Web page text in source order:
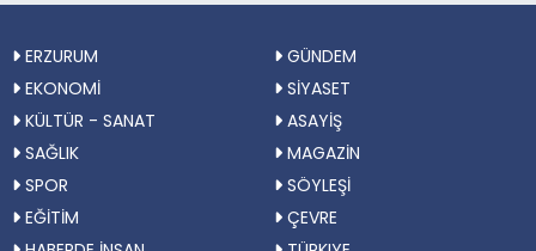
ERZURUM
GÜNDEM
EKONOMİ
SİYASET
KÜLTÜR - SANAT
ASAYİŞ
SAĞLIK
MAGAZİN
SPOR
SÖYLEŞİ
EĞİTİM
ÇEVRE